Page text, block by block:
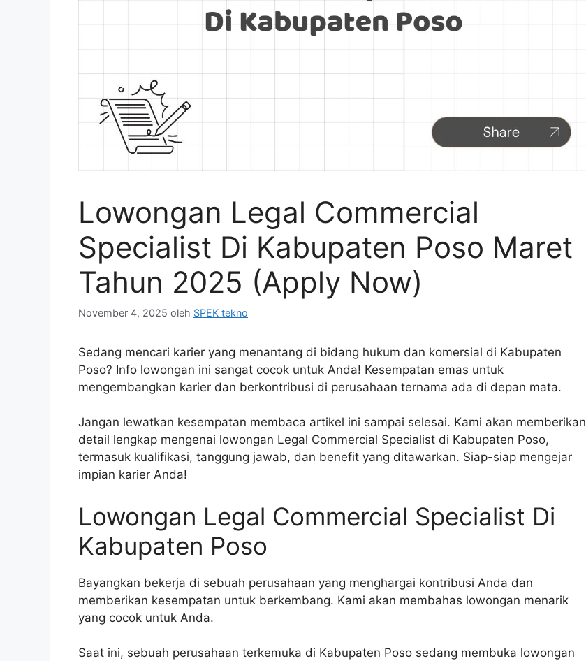
Lowongan Legal Commercial
Specialist Di Kabupaten Poso Maret
Tahun 2025 (Apply Now)
November 4, 2025 oleh SPEK tekno
Sedang mencari karier yang menantang di bidang hukum dan komersial di Kabupaten
Poso? Info lowongan ini sangat cocok untuk Anda! Kesempatan emas untuk
mengembangkan karier dan berkontribusi di perusahaan ternama ada di depan mata.
Jangan lewatkan kesempatan membaca artikel ini sampai selesai. Kami akan memberikan
detail lengkap mengenai lowongan Legal Commercial Specialist di Kabupaten Poso,
termasuk kualifikasi, tanggung jawab, dan benefit yang ditawarkan. Siap-siap mengejar
impian karier Anda!
Lowongan Legal Commercial Specialist Di
Kabupaten Poso
Bayangkan bekerja di sebuah perusahaan yang menghargai kontribusi Anda dan
memberikan kesempatan untuk berkembang. Kami akan membahas lowongan menarik
yang cocok untuk Anda.
Saat ini, sebuah perusahaan terkemuka di Kabupaten Poso sedang membuka lowongan